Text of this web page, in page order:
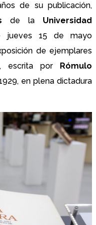
de su publicación,
de la Universidad
jueves 15 de mayo
de ejemplares
, escrita por Rómulo
en plena dictadura